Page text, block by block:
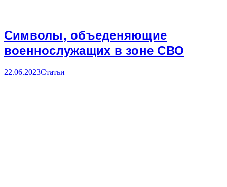
Символы, объеденяющие
военнослужащих в зоне СВО
22.06.2023Статьи